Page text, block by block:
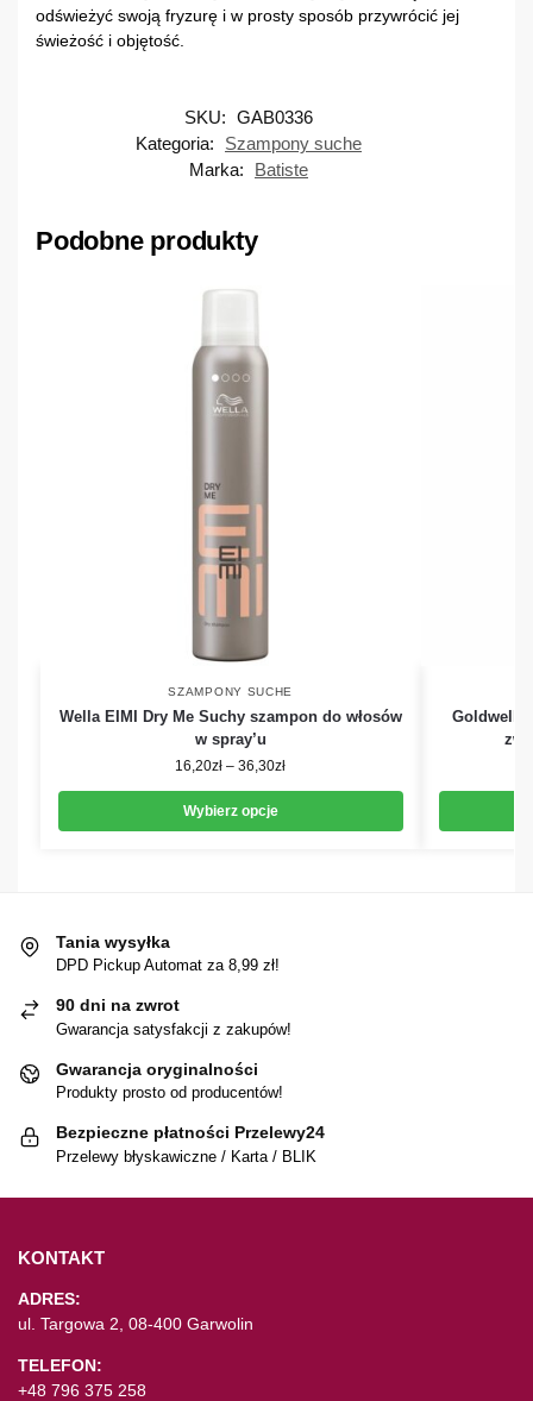
odświeżyć swoją fryzurę i w prosty sposób przywrócić jej
świeżość i objętość.
SKU: GAB0336
Kategoria:
Szampony suche
Marka:
Batiste
Podobne produkty
SZAMPONY SUCHE
Wella EIMI Dry Me Suchy szampon do włosów
w spray’u
16,20zł – 36,30zł
Wybierz opcje
Goldwell
Tania wysyłka
DPD Pickup Automat za 8,99 zł!
90 dni na zwrot
Gwarancja satysfakcji z zakupów!
Gwarancja oryginalności
Produkty prosto od producentów!
Bezpieczne płatności Przelewy24
Przelewy błyskawiczne / Karta / BLIK
KONTAKT
ADRES:
ul. Targowa 2, 08-400 Garwolin
TELEFON:
+48 796 375 258